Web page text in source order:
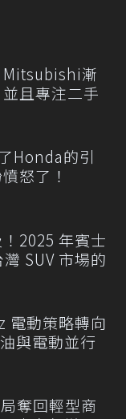
Mitsubishi漸
且專注二手
Honda的引
怒了！
2025 年賓士
SUV 市場的
電動策略轉向
與電動並行
奪回輕型商